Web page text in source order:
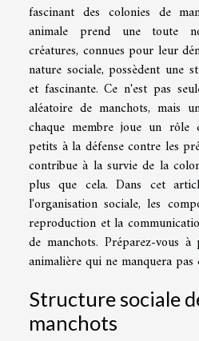
fascinant des colonies de
animale prend une toute
créatures, connues pour leur
nature sociale, possèdent une
et fascinante. Ce n'est pas
aléatoire de manchots, mais
chaque membre joue un rôle
petits à la défense contre les
contribue à la survie de la
plus que cela. Dans cet
l'organisation sociale, les
reproduction et la
de manchots. Préparez-vous
animalière qui ne manquera
Structure sociale
manchots